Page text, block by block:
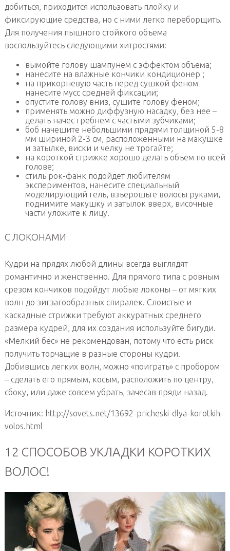
добиться, приходится использовать плойку и
фиксирующие средства, но с ними легко переборщить.
Для получения пышного стойкого объема
воспользуйтесь следующими хитростями:
вымойте голову шампунем с эффектом объема;
нанесите на влажные кончики кондиционер ;
на прикорневую часть перед сушкой феном
нанесите мусс средней фиксации;
опустите голову вниз, сушите голову феном;
применять можно диффузную насадку, без нее –
делать начес гребнем с частыми зубчиками;
боб начешите небольшими прядями толщиной 5-8
мм шириной 2-3 см, расположенными на макушке
и затылке, виски и челку не трогайте;
на короткой стрижке хорошо делать объем по всей
голове;
стиль рок-фанк подойдет любителям
экспериментов, нанесите специальный
моделирующий гель, взъерошьте волосы руками,
поднимите макушку и затылок вверх, височные
части уложите к лицу.
С ЛОКОНАМИ
Кудри на прядях любой длины всегда выглядят
романтично и женственно. Для прямого типа с ровным
срезом кончиков подойдут любые локоны – от мягких
волн до зигзагообразных спиралек. Слоистые и
каскадные стрижки требуют аккуратных среднего
размера кудрей, для их создания используйте бигуди.
«Мелкий бес» не рекомендован, потому что есть риск
получить торчащие в разные стороны кудри.
Добившись легких волн, можно «поиграть» с пробором
– сделать его прямым, косым, расположить по центру,
сбоку, или даже совсем убрать, зачесав пряди назад.
Источник: http://sovets.net/13692-pricheski-dlya-korotkih-
volos.html
12 СПОСОБОВ УКЛАДКИ КОРОТКИХ
ВОЛОС!